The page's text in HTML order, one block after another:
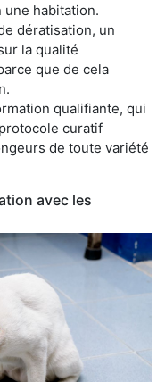
habitation.
dératisation, un
la qualité
que de cela
qualifiante, qui
curatif
de toute variété
avec les